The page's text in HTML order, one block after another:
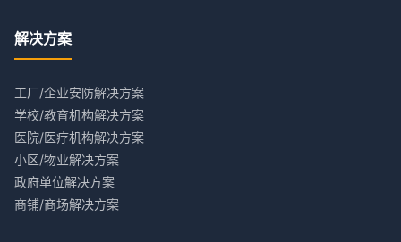
解决方案
工厂/企业安防解决方案
学校/教育机构解决方案
医院/医疗机构解决方案
小区/物业解决方案
政府单位解决方案
商铺/商场解决方案